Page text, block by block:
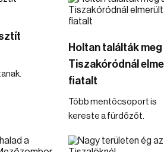
Holtan találták meg
Tiszakóródnál
fiatalt
Több mentőcsoport is
kereste a fürdőzőt.